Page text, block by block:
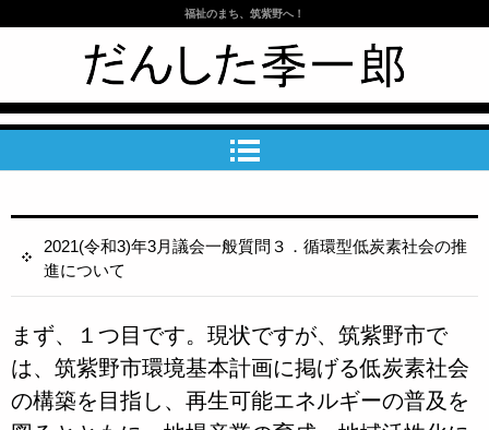
筑紫野市議会議員 だんした季一郎公
式HP
福祉のまち、筑紫野へ！
2021(令和3)年3月議会一般質問３．循環型低炭素社会の推
進について
まず、１つ目です。現状ですが、筑紫野市で
は、筑紫野市環境基本計画に掲げる低炭素社会
の構築を目指し、再生可能エネルギーの普及を